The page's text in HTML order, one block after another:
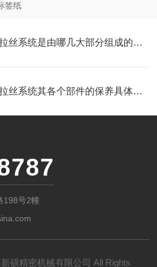
签纸
微型单螺杆拉丝系统是由哪几大部分组成的呢？
微量组合式拉丝系统其各个部件的保养具体如下
198号2幢
硕精密机械有限公司 All Rights